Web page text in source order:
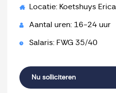
Locatie: Koetshuys Erica
Aantal uren: 16-24 uur
Salaris: FWG 35/40
Nu solliciteren